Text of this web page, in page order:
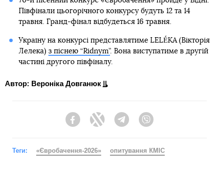
Півфінали цьогорічного конкурсу будуть 12 та 14
травня. Гранд-фінал відбудеться 16 травня.
Україну на конкурсі представлятиме LELÉKA (Вікторія
Лелека) з піснею “Ridnym”. Вона виступатиме в другій
частині другого півфіналу.
Автор: Вероніка Довганюк
FacebookTwitter Telegram
Теги: «Євробачення-2026» опитування КМІС